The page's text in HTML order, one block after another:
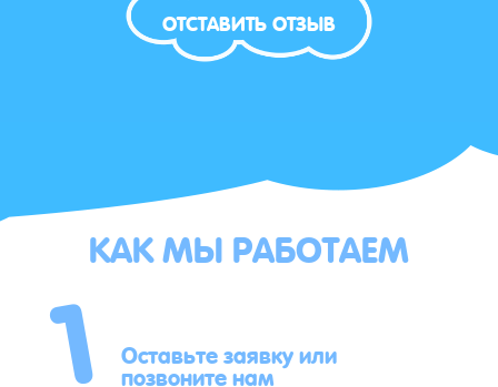
ОТСТАВИТЬ ОТЗЫВ
КАК МЫ РАБОТАЕМ
1Оставьте заявку или
позвоните нам